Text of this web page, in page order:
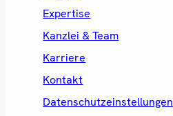
Expertise
Kanzlei & Team
Karriere
Kontakt
Datenschutzeinstellungen